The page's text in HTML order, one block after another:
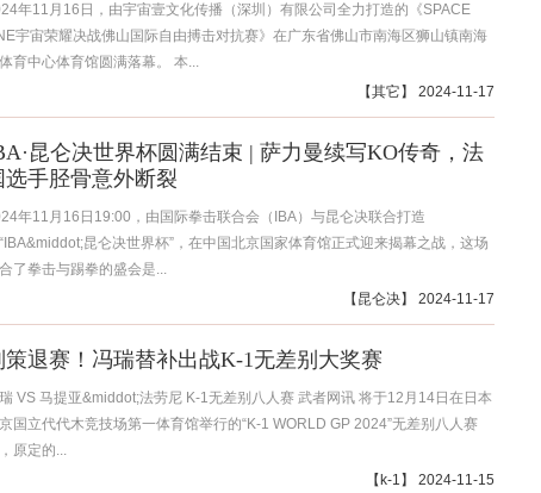
年11月16日，由宇宙壹文化传播（深圳）有限公司全力打造的《SPACE
宇宙荣耀决战佛山国际自由搏击对抗赛》在广东省佛山市南海区狮山镇南海
育中心体育馆圆满落幕。 本...
【其它 】 2024-11-17
昆仑决世界杯圆满结束 | 萨力曼续写KO传奇，法
选手胫骨意外断裂
年11月16日19:00，由国际拳击联合会（IBA）与昆仑决联合打造
昆仑决世界杯”，在中国北京国家体育馆正式迎来揭幕之战，这场
了拳击与踢拳的盛会是...
【 昆仑决】 2024-11-17
策退赛！冯瑞替补出战K-1无差别大奖赛
VS 马提亚&middot;法劳尼 K-1无差别八人赛 武者网讯 将于12月14日在日本
国立代代木竞技场第一体育馆举行的“K-1 WORLD GP 2024”无差别八人赛
原定的...
【 k-1 】 2024-11-15